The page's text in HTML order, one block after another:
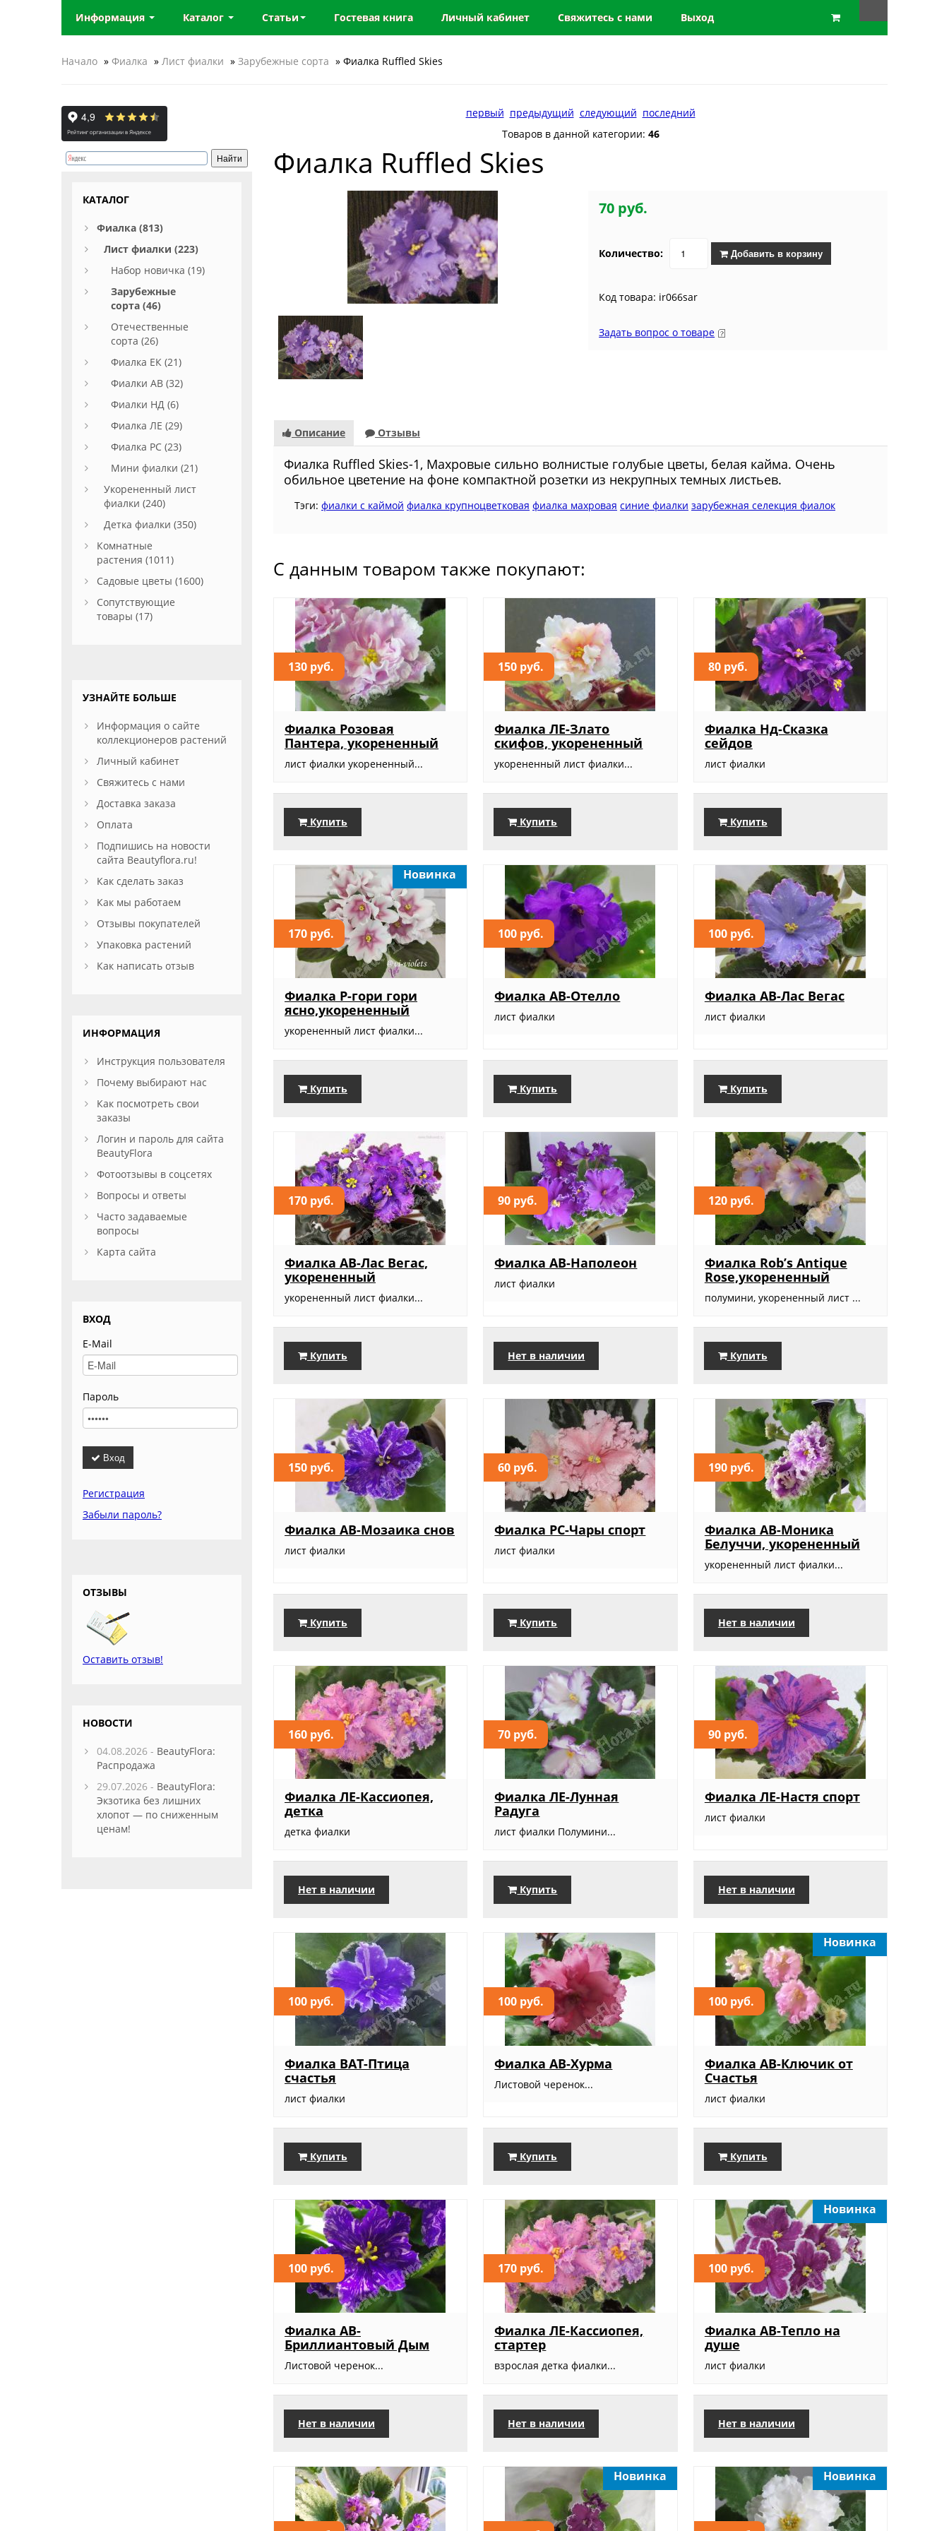
Информация Каталог Статьи Гостевая книга Личный кабинет Свяжитесь с нами Выход
Начало » Фиалка » Лист фиалки » Зарубежные сорта » Фиалка Ruffled Skies
первый предыдущий следующий последний
Товаров в данной категории: 46
Фиалка Ruffled Skies
70 руб.
Количество: Добавить в корзину
Код товара: ir066sar
Задать вопрос о товаре
Описание Отзывы
Фиалкa Ruffled Skies-1, Махровые сильно волнистые голубые цветы, белая кайма. Очень
обильное цветение на фоне компактной розетки из некрупных темных листьев.
Тэги:фиалки с каймой фиалка крупноцветковая фиалка махровая синие фиалки зарубежная селекция фиалок
С данным товаром также покупают:
130 руб.
Фиалка Розовая
Пантера, укорененный
лист фиалки укорененный...
Купить
150 руб.
Фиалка ЛЕ-Злато
скифов, укорененный
укорененный лист фиалки...
Купить
80 руб.
Фиалка Нд-Сказка
сейдов
лист фиалки
Купить
170 руб.
Новинка
Фиалка Р-гори гори
ясно,укорененный
укорененный лист фиалки...
Купить
100 руб.
Фиалка АВ-Отелло
лист фиалки
Купить
100 руб.
Фиалка АВ-Лас Вегас
лист фиалки
Купить
170 руб.
Фиалка АВ-Лас Вегас,
укорененный
укорененный лист фиалки...
Купить
90 руб.
Фиалка АВ-Наполеон
лист фиалки
Нет в наличии
120 руб.
Фиалка Rob’s Antique
Rose,укорененный
полумини, укорененный лист ...
Купить
150 руб.
Фиалка АВ-Мозаика снов
лист фиалки
Купить
60 руб.
Фиалка РС-Чары спорт
лист фиалки
Купить
190 руб.
Фиалка АВ-Моника
Белуччи, укорененный
укорененный лист фиалки...
Нет в наличии
160 руб.
Фиалка ЛЕ-Кассиопея,
детка
детка фиалки
Нет в наличии
70 руб.
Фиалка ЛЕ-Лунная
Радуга
лист фиалки Полумини...
Купить
90 руб.
Фиалка ЛЕ-Настя спорт
лист фиалки
Нет в наличии
100 руб.
Фиалка ВАТ-Птица
счастья
лист фиалки
Купить
100 руб.
Фиалка АВ-Хурма
Листовой черенок...
Купить
100 руб.
Новинка
Фиалка АВ-Ключик от
Счастья
лист фиалки
Купить
100 руб.
Фиалка АВ-
Бриллиантовый Дым
Листовой черенок...
Нет в наличии
170 руб.
Фиалка ЛЕ-Кассиопея,
стартер
взрослая детка фиалки...
Нет в наличии
100 руб.
Новинка
Фиалка АВ-Тепло на
душе
лист фиалки
Нет в наличии
Новинка Новинка
КАТАЛОГ
Фиалка (813)
Лист фиалки (223)
Набор новичка (19)
Зарубежные
сорта (46)
Отечественные
сорта (26)
Фиалка ЕК (21)
Фиалки АВ (32)
Фиалки НД (6)
Фиалка ЛЕ (29)
Фиалка РС (23)
Мини фиалки (21)
Укорененный лист
фиалки (240)
Детка фиалки (350)
Комнатные
растения (1011)
Садовые цветы (1600)
Сопутствующие
товары (17)
УЗНАЙТЕ БОЛЬШЕ
Информация о сайте
коллекционеров растений
Личный кабинет
Свяжитесь с нами
Доставка заказа
Оплата
Подпишись на новости
сайта Beautyflora.ru!
Как сделать заказ
Как мы работаем
Отзывы покупателей
Упаковка растений
Как написать отзыв
ИНФОРМАЦИЯ
Инструкция пользователя
Почему выбирают нас
Как посмотреть свои
заказы
Логин и пароль для сайта
BeautyFlora
Фотоотзывы в соцсетях
Вопросы и ответы
Часто задаваемые
вопросы
Карта сайта
ВХОД
E-Mail
Пароль
Вход
Регистрация
Забыли пароль?
ОТЗЫВЫ
Оставить отзыв!
НОВОСТИ
04.08.2026 - BeautyFlora:
Распродажа
29.07.2026 - BeautyFlora:
Экзотика без лишних
хлопот — по сниженным
ценам!